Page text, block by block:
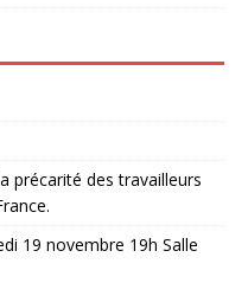
précarité des travailleurs
19 novembre 19h Salle